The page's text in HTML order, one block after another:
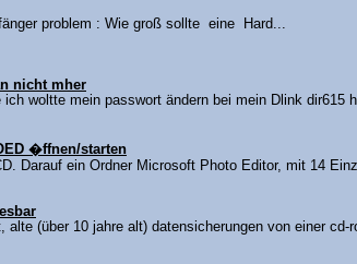
problem : Wie groß sollte eine Hard...
nicht mher
ich woltte mein passwort ändern bei mein Dlink dir615
�ffnen/starten
Darauf ein Ordner Microsoft Photo Editor, mit 14
alte (über 10 jahre alt) datensicherungen von einer cd-